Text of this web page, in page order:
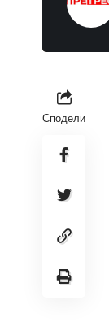
Сподели